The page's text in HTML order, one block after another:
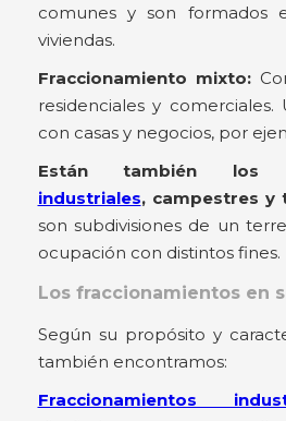
comunes y son formados
viviendas.
Fraccionamiento mixto:
residenciales y
con casas y negocios, por
Están también los
industriales, campestres y
son subdivisiones de un
ocupación con distintos fines.
Los fraccionamientos en
Según su propósito y
también encontramos:
Fraccionamientos